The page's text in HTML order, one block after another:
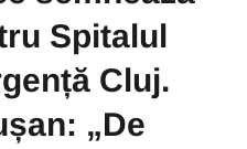
Spitalul
Cluj.
„De